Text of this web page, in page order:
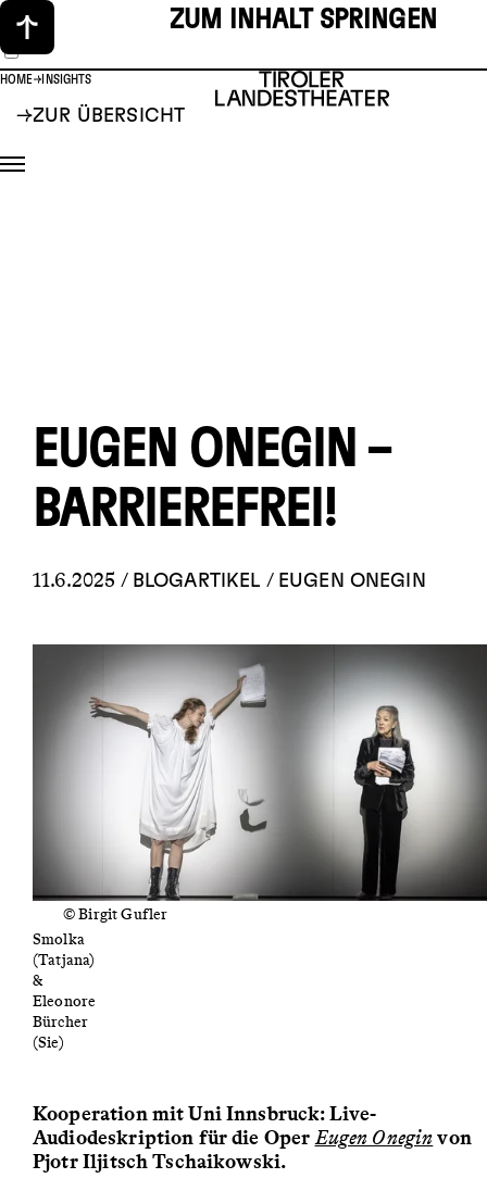
ZUM INHALT SPRINGEN
HOME INSIGHTS
ZUR ÜBERSICHT
EUGEN ONEGIN –
BARRIEREFREI!
11.6.2025 / BLOGARTIKEL / EUGEN ONEGIN
© Birgit Gufler
Marie
Smolka
(Tatjana)
&
Eleonore
Bürcher
(Sie)
Kooperation mit Uni Innsbruck: Live-
Audiodeskription für die OperEugen Oneginvon
Pjotr Iljitsch Tschaikowski.